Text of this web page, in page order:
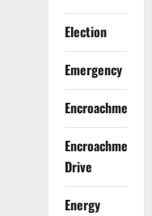
Election
Emergency
Encroachment
Encroachment
Drive
Energy